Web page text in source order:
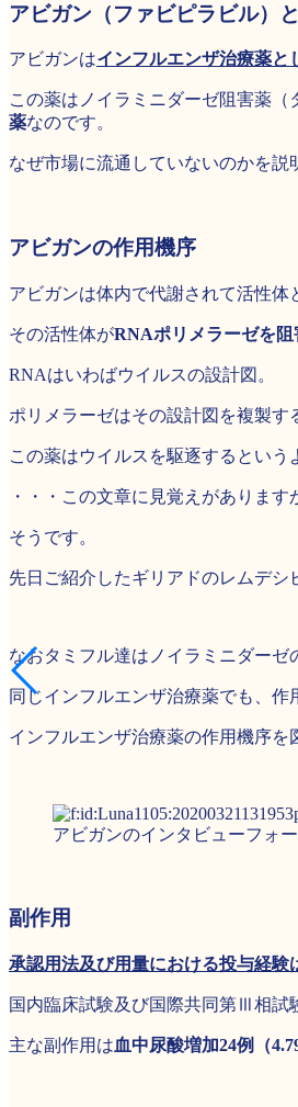
アビガン（ファビピラビル）
アビガンはインフルエンザ治療薬と
この薬はノイラミニダーゼ阻害薬
薬なのです。
なぜ市場に流通していないのかを説
アビガンの作用機序
アビガンは体内で代謝されて活性体
その活性体がRNAポリメラーゼを
RNAはいわばウイルスの設計図。
ポリメラーゼはその設計図を複製す
この薬はウイルスを駆逐するという
・・・この文章に見覚えがあります
そうです。
先日ご紹介したギリアドのレムデシ
なおタミフル達はノイラミニダーゼ
同じインフルエンザ治療薬でも、作
インフルエンザ治療薬の作用機序を
アビガンのインタビューフォ
副作用
承認用法及び用量における投与経験
国内臨床試験及び国際共同第Ⅲ相試
主な副作用は血中尿酸増加24例（